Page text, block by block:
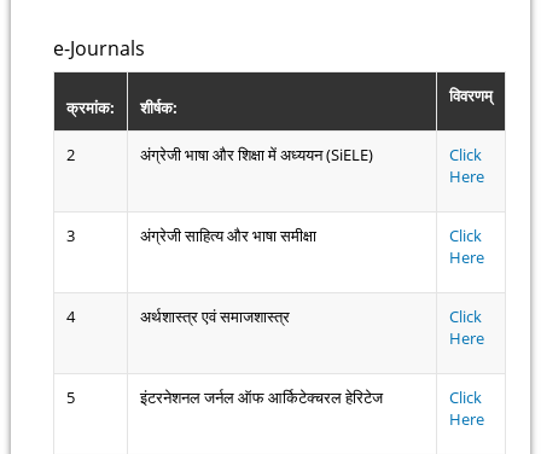
e-Journals
क्रमांक: शीर्षक:
विवरणम्
2 अंग्रेजी भाषा और शिक्षा में अध्ययन (SiELE)
Click
Here
3 अंग्रेजी साहित्य और भाषा समीक्षा
Click
Here
4 अर्थशास्त्र एवं समाजशास्त्र
Click
Here
5 इंटरनेशनल जर्नल ऑफ आर्किटेक्चरल हेरिटेज
Click
Here